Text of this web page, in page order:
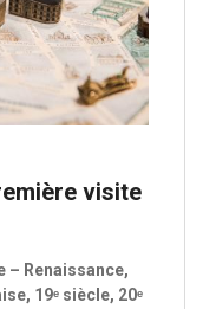
visite
– Renaissance,
19ᵉ siècle, 20ᵉ